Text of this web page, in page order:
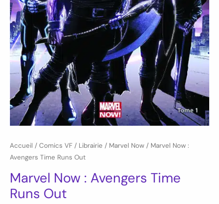
Accueil / Comics VF / Librairie / Marvel Now / Marvel Now :
Avengers Time Runs Out
Marvel Now : Avengers Time
Runs Out